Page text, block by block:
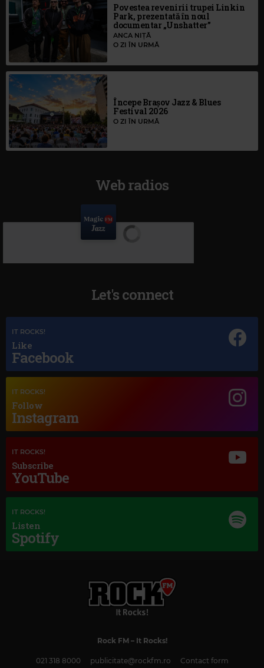
Povestea revenirii trupei Linkin
Park, prezentată în noul
documentar „Unshatter”
ANCA NIȚĂ
O ZI ÎN URMĂ
Începe Brașov Jazz & Blues
Festival 2026
O ZI ÎN URMĂ
Web radios
Magic Jazz
Let's connect
IT ROCKS!
Like
Facebook
IT ROCKS!
Follow
Instagram
IT ROCKS!
Subscribe
YouTube
IT ROCKS!
Listen
Spotify
Rock FM– It Rocks!
021 318 8000 publicitate@rockfm.ro Contact form